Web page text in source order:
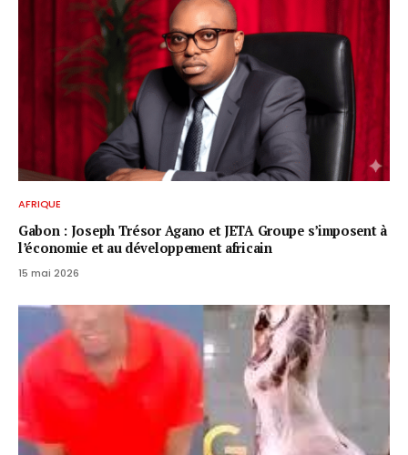
AFRIQUE
Gabon : Joseph Trésor Agano et JETA Groupe s’imposent à
l’économie et au développement africain
15 mai 2026